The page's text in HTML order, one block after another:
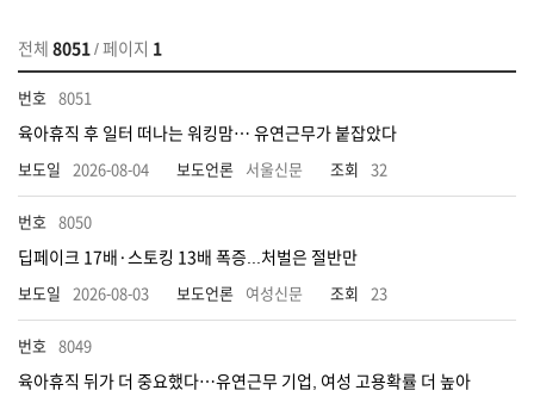
원
Korean
Women's
Development
Institute
전체 8051 / 페이지 1
8051
육아휴직 후 일터 떠나는 워킹맘… 유연근무가 붙잡았다
2026-08-04 서울신문 32
8050
딥페이크 17배·스토킹 13배 폭증...처벌은 절반만
2026-08-03 여성신문 23
8049
육아휴직 뒤가 더 중요했다…유연근무 기업, 여성 고용확률 더 높아